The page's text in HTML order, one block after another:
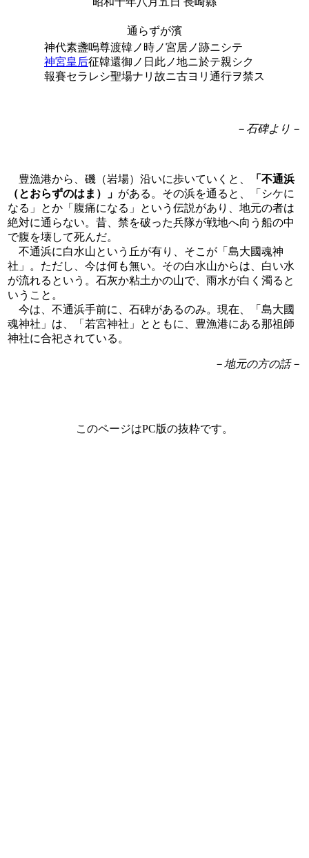
通らずが濱
神代素盞嗚尊渡韓ノ時ノ宮居ノ跡ニシテ
神宮皇后征韓還御ノ日此ノ地ニ於テ親シク
報賽セラレシ聖場ナリ故ニ古ヨリ通行ヲ禁ス
－石碑より－
豊漁港から、磯（岩場）沿いに歩いていくと、
「不通浜
（とおらずのはま）」 がある。その浜を通ると、「シケに
なる」とか「腹痛になる」という伝説があり、地元の者は
絶対に通らない。昔、禁を破った兵隊が戦地へ向う船の中
で腹を壊して死んだ。
不通浜に白水山という丘が有り、そこが「島大國魂神
社」。ただし、今は何も無い。その白水山からは、白い水
が流れるという。石灰か粘土かの山で、雨水が白く濁ると
いうこと。
今は、不通浜手前に、石碑があるのみ。現在、「島大國
魂神社」は、「若宮神社」とともに、豊漁港にある那祖師
神社に合祀されている。
－地元の方の話－
このページはPC版の抜粋です。